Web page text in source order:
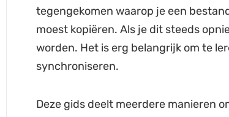
tegengekomen waarop je een
moest kopiëren. Als je dit steeds
worden. Het is erg belangrijk om te
synchroniseren.
Deze gids deelt meerdere manieren